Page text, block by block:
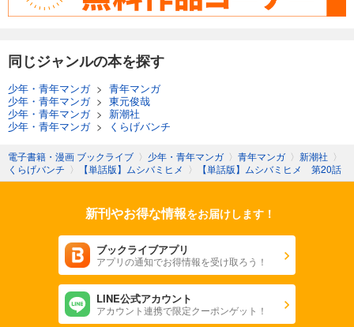
同じジャンルの本を探す
少年・青年マンガ> 青年マンガ
少年・青年マンガ> 東元俊哉
少年・青年マンガ> 新潮社
少年・青年マンガ> くらげバンチ
電子書籍・漫画 ブックライブ 〉 少年・青年マンガ 〉 青年マンガ 〉 新潮社 〉
くらげバンチ 〉 【単話版】ムシバミヒメ 〉 【単話版】ムシバミヒメ 第20話
新刊やお得な情報をお届けします！
ブックライブアプリ
アプリの通知でお得情報を受け取ろう！
LINE公式アカウント
アカウント連携で限定クーポンゲット！